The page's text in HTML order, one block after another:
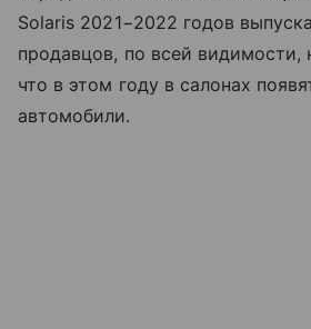
Solaris 2021−2022 годов
продавцов, по всей видимости,
что в этом году в салонах
автомобили.